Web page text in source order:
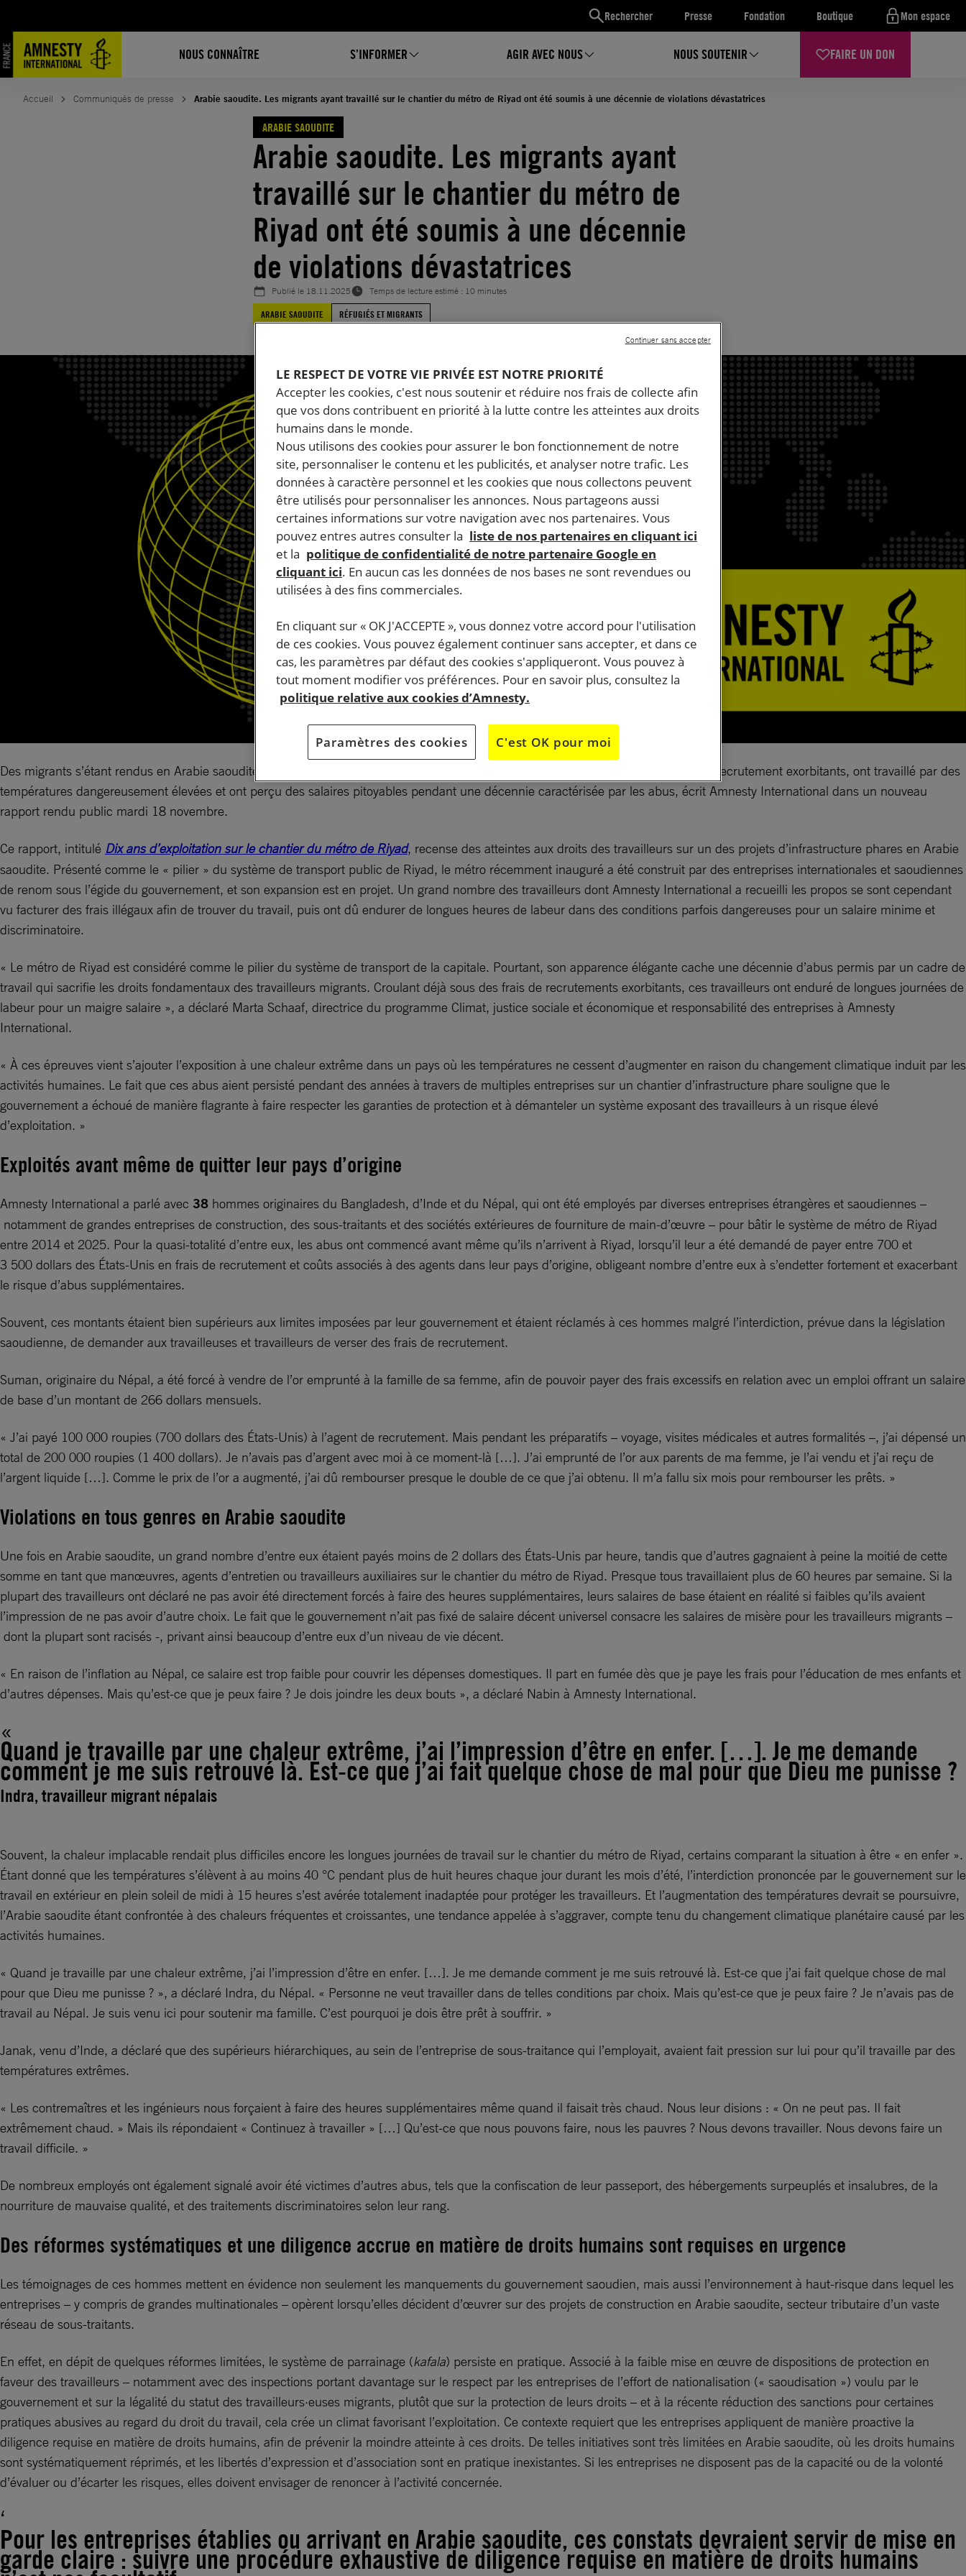
Rechercher Presse Fondation Boutique Mon espace
NOUS CONNAÎTRE S’INFORMER AGIR AVEC NOUS NOUS SOUTENIR FAIRE UN DON
contenu
Accueil Communiqués de presse Arabie saoudite. Les migrants ayant travaillé sur le chantier du métro de Riyad ont été soumis à une décennie de violations dévastatrices
ARABIE SAOUDITE
Arabie saoudite. Les migrants ayant
travaillé sur le chantier du métro de
Riyad ont été soumis à une décennie
de violations dévastatrices
Publié le 18.11.2025
Temps de lecture estimé : 10 minutes
ARABIE SAOUDITE
RÉFUGIÉS ET MIGRANTS
Des migrants s’étant rendus en Arabie saoudite pour travailler sur le chantier du métro de Riyad ont été forcés à payer des frais de recrutement exorbitants, ont travaillé par des
températures dangereusement élevées et ont perçu des salaires pitoyables pendant une décennie caractérisée par les abus, écrit Amnesty International dans un nouveau
rapport rendu public mardi 18 novembre.
Ce rapport, intitulé Dix ans d’exploitation sur le chantier du métro de Riyad, recense des atteintes aux droits des travailleurs sur un des projets d’infrastructure phares en Arabie
saoudite. Présenté comme le « pilier » du système de transport public de Riyad, le métro récemment inauguré a été construit par des entreprises internationales et saoudiennes
de renom sous l’égide du gouvernement, et son expansion est en projet. Un grand nombre des travailleurs dont Amnesty International a recueilli les propos se sont cependant
vu facturer des frais illégaux afin de trouver du travail, puis ont dû endurer de longues heures de labeur dans des conditions parfois dangereuses pour un salaire minime et
discriminatoire.
« Le métro de Riyad est considéré comme le pilier du système de transport de la capitale. Pourtant, son apparence élégante cache une décennie d’abus permis par un cadre de
travail qui sacrifie les droits fondamentaux des travailleurs migrants. Croulant déjà sous des frais de recrutements exorbitants, ces travailleurs ont enduré de longues journées de
labeur pour un maigre salaire », a déclaré Marta Schaaf, directrice du programme Climat, justice sociale et économique et responsabilité des entreprises à Amnesty
International.
« À ces épreuves vient s’ajouter l’exposition à une chaleur extrême dans un pays où les températures ne cessent d’augmenter en raison du changement climatique induit par les
activités humaines. Le fait que ces abus aient persisté pendant des années à travers de multiples entreprises sur un chantier d’infrastructure phare souligne que le
gouvernement a échoué de manière flagrante à faire respecter les garanties de protection et à démanteler un système exposant des travailleurs à un risque élevé
d’exploitation. »
Exploités avant même de quitter leur pays d’origine
Amnesty International a parlé avec 38 hommes originaires du Bangladesh, d’Inde et du Népal, qui ont été employés par diverses entreprises étrangères et saoudiennes –
notamment de grandes entreprises de construction, des sous-traitants et des sociétés extérieures de fourniture de main-d’œuvre – pour bâtir le système de métro de Riyad
entre 2014 et 2025. Pour la quasi-totalité d’entre eux, les abus ont commencé avant même qu’ils n’arrivent à Riyad, lorsqu’il leur a été demandé de payer entre 700 et
3 500 dollars des États-Unis en frais de recrutement et coûts associés à des agents dans leur pays d’origine, obligeant nombre d’entre eux à s’endetter fortement et exacerbant
le risque d’abus supplémentaires.
Souvent, ces montants étaient bien supérieurs aux limites imposées par leur gouvernement et étaient réclamés à ces hommes malgré l’interdiction, prévue dans la législation
saoudienne, de demander aux travailleuses et travailleurs de verser des frais de recrutement.
Suman, originaire du Népal, a été forcé à vendre de l’or emprunté à la famille de sa femme, afin de pouvoir payer des frais excessifs en relation avec un emploi offrant un salaire
de base d’un montant de 266 dollars mensuels.
« J’ai payé 100 000 roupies (700 dollars des États-Unis) à l’agent de recrutement. Mais pendant les préparatifs – voyage, visites médicales et autres formalités –, j’ai dépensé un
total de 200 000 roupies (1 400 dollars). Je n’avais pas d’argent avec moi à ce moment-là […]. J’ai emprunté de l’or aux parents de ma femme, je l’ai vendu et j’ai reçu de
l’argent liquide […]. Comme le prix de l’or a augmenté, j’ai dû rembourser presque le double de ce que j’ai obtenu. Il m’a fallu six mois pour rembourser les prêts. »
Violations en tous genres en Arabie saoudite
Une fois en Arabie saoudite, un grand nombre d’entre eux étaient payés moins de 2 dollars des États-Unis par heure, tandis que d’autres gagnaient à peine la moitié de cette
somme en tant que manœuvres, agents d’entretien ou travailleurs auxiliaires sur le chantier du métro de Riyad. Presque tous travaillaient plus de 60 heures par semaine. Si la
plupart des travailleurs ont déclaré ne pas avoir été directement forcés à faire des heures supplémentaires, leurs salaires de base étaient en réalité si faibles qu’ils avaient
l’impression de ne pas avoir d’autre choix. Le fait que le gouvernement n’ait pas fixé de salaire décent universel consacre les salaires de misère pour les travailleurs migrants –
dont la plupart sont racisés -, privant ainsi beaucoup d’entre eux d’un niveau de vie décent.
« En raison de l’inflation au Népal, ce salaire est trop faible pour couvrir les dépenses domestiques. Il part en fumée dès que je paye les frais pour l’éducation de mes enfants et
d’autres dépenses. Mais qu’est-ce que je peux faire ? Je dois joindre les deux bouts », a déclaré Nabin à Amnesty International.
Quand je travaille par une chaleur extrême, j’ai l’impression d’être en enfer. […]. Je me demande
comment je me suis retrouvé là. Est-ce que j’ai fait quelque chose de mal pour que Dieu me punisse ?
Indra, travailleur migrant népalais
Souvent, la chaleur implacable rendait plus difficiles encore les longues journées de travail sur le chantier du métro de Riyad, certains comparant la situation à être « en enfer ».
Étant donné que les températures s’élèvent à au moins 40 °C pendant plus de huit heures chaque jour durant les mois d’été, l’interdiction prononcée par le gouvernement sur le
travail en extérieur en plein soleil de midi à 15 heures s’est avérée totalement inadaptée pour protéger les travailleurs. Et l’augmentation des températures devrait se poursuivre,
l’Arabie saoudite étant confrontée à des chaleurs fréquentes et croissantes, une tendance appelée à s’aggraver, compte tenu du changement climatique planétaire causé par les
activités humaines.
« Quand je travaille par une chaleur extrême, j’ai l’impression d’être en enfer. […]. Je me demande comment je me suis retrouvé là. Est-ce que j’ai fait quelque chose de mal
pour que Dieu me punisse ? », a déclaré Indra, du Népal. « Personne ne veut travailler dans de telles conditions par choix. Mais qu’est-ce que je peux faire ? Je n’avais pas de
travail au Népal. Je suis venu ici pour soutenir ma famille. C’est pourquoi je dois être prêt à souffrir. »
Janak, venu d’Inde, a déclaré que des supérieurs hiérarchiques, au sein de l’entreprise de sous-traitance qui l’employait, avaient fait pression sur lui pour qu’il travaille par des
températures extrêmes.
« Les contremaîtres et les ingénieurs nous forçaient à faire des heures supplémentaires même quand il faisait très chaud. Nous leur disions : « On ne peut pas. Il fait
extrêmement chaud. » Mais ils répondaient « Continuez à travailler » […] Qu’est-ce que nous pouvons faire, nous les pauvres ? Nous devons travailler. Nous devons faire un
travail difficile. »
De nombreux employés ont également signalé avoir été victimes d’autres abus, tels que la confiscation de leur passeport, des hébergements surpeuplés et insalubres, de la
nourriture de mauvaise qualité, et des traitements discriminatoires selon leur rang.
Des réformes systématiques et une diligence accrue en matière de droits humains sont requises en urgence
Les témoignages de ces hommes mettent en évidence non seulement les manquements du gouvernement saoudien, mais aussi l’environnement à haut-risque dans lequel les
entreprises – y compris de grandes multinationales – opèrent lorsqu’elles décident d’œuvrer sur des projets de construction en Arabie saoudite, secteur tributaire d’un vaste
réseau de sous-traitants.
En effet, en dépit de quelques réformes limitées, le système de parrainage (kafala) persiste en pratique. Associé à la faible mise en œuvre de dispositions de protection en
faveur des travailleurs – notamment avec des inspections portant davantage sur le respect par les entreprises de l’effort de nationalisation (« saoudisation ») voulu par le
gouvernement et sur la légalité du statut des travailleurs·euses migrants, plutôt que sur la protection de leurs droits – et à la récente réduction des sanctions pour certaines
pratiques abusives au regard du droit du travail, cela crée un climat favorisant l’exploitation. Ce contexte requiert que les entreprises appliquent de manière proactive la
diligence requise en matière de droits humains, afin de prévenir la moindre atteinte à ces droits. De telles initiatives sont très limitées en Arabie saoudite, où les droits humains
sont systématiquement réprimés, et les libertés d’expression et d’association sont en pratique inexistantes. Si les entreprises ne disposent pas de la capacité ou de la volonté
d’évaluer ou d’écarter les risques, elles doivent envisager de renoncer à l’activité concernée.
Pour les entreprises établies ou arrivant en Arabie saoudite, ces constats devraient servir de mise en
garde claire : suivre une procédure exhaustive de diligence requise en matière de droits humains
LE RESPECT DE VOTRE VIE PRIVÉE EST NOTRE PRIORITÉ
Accepter les cookies, c'est nous soutenir et réduire nos frais de collecte afin
que vos dons contribuent en priorité à la lutte contre les atteintes aux droits
humains dans le monde.
Nous utilisons des cookies pour assurer le bon fonctionnement de notre
site, personnaliser le contenu et les publicités, et analyser notre trafic. Les
données à caractère personnel et les cookies que nous collectons peuvent
être utilisés pour personnaliser les annonces. Nous partageons aussi
certaines informations sur votre navigation avec nos partenaires. Vous
pouvez entres autres consulter la liste de nos partenaires en cliquant ici
et la politique de confidentialité de notre partenaire Google en
cliquant ici. En aucun cas les données de nos bases ne sont revendues ou
utilisées à des fins commerciales.
En cliquant sur « OK J'ACCEPTE », vous donnez votre accord pour l'utilisation
de ces cookies. Vous pouvez également continuer sans accepter, et dans ce
cas, les paramètres par défaut des cookies s'appliqueront. Vous pouvez à
tout moment modifier vos préférences. Pour en savoir plus, consultez la
politique relative aux cookies d’Amnesty.
Paramètres des cookies C'est OK pour moi
Continuer sans accepter